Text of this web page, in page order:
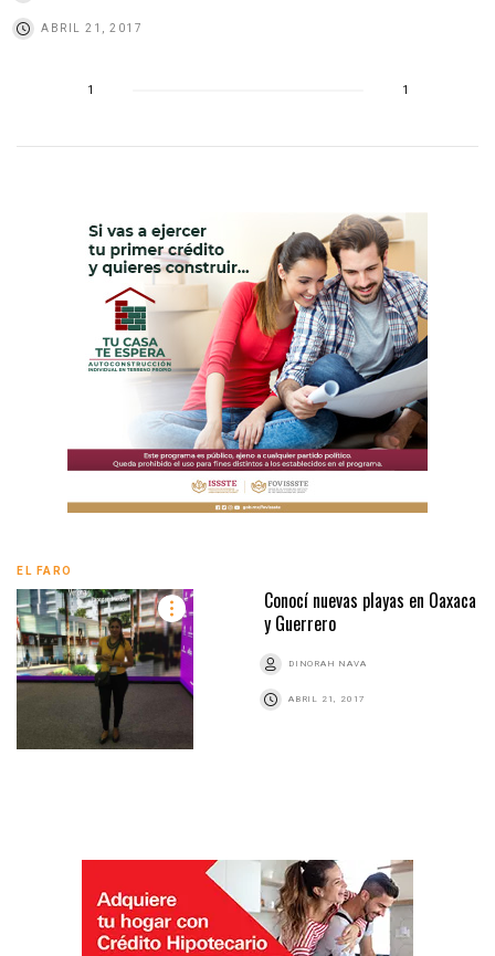
ABRIL 21, 2017
1 1
EL FARO
Conocí nuevas playas en Oaxaca
y Guerrero
DINORAH NAVA
ABRIL 21, 2017